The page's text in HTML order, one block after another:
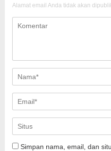
Alamat email Anda tidak akan
Simpan nama, email, dan